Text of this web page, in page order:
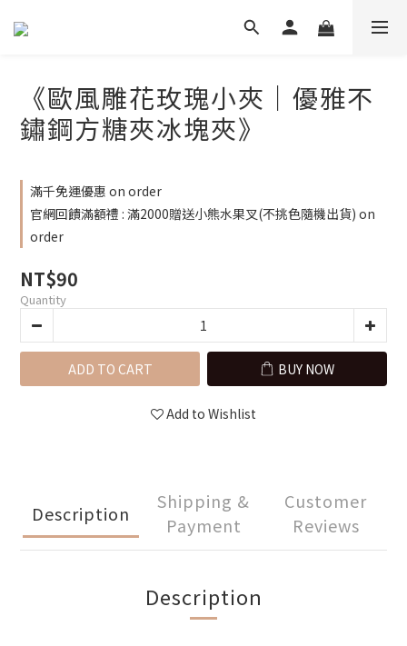
《歐風雕花玫瑰小夾｜優雅不
鏽鋼方糖夾冰塊夾》
滿千免運優惠 on order
官網回饋滿額禮 : 滿2000贈送小熊水果叉(不挑色隨機出貨) on
order
NT$90
Quantity
ADD TO CART BUY NOW
Add to Wishlist
Description
Shipping &
Payment
Customer
Reviews
Description